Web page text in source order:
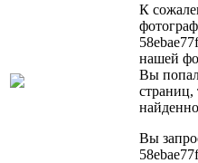
К
нашей
Вы
Вы